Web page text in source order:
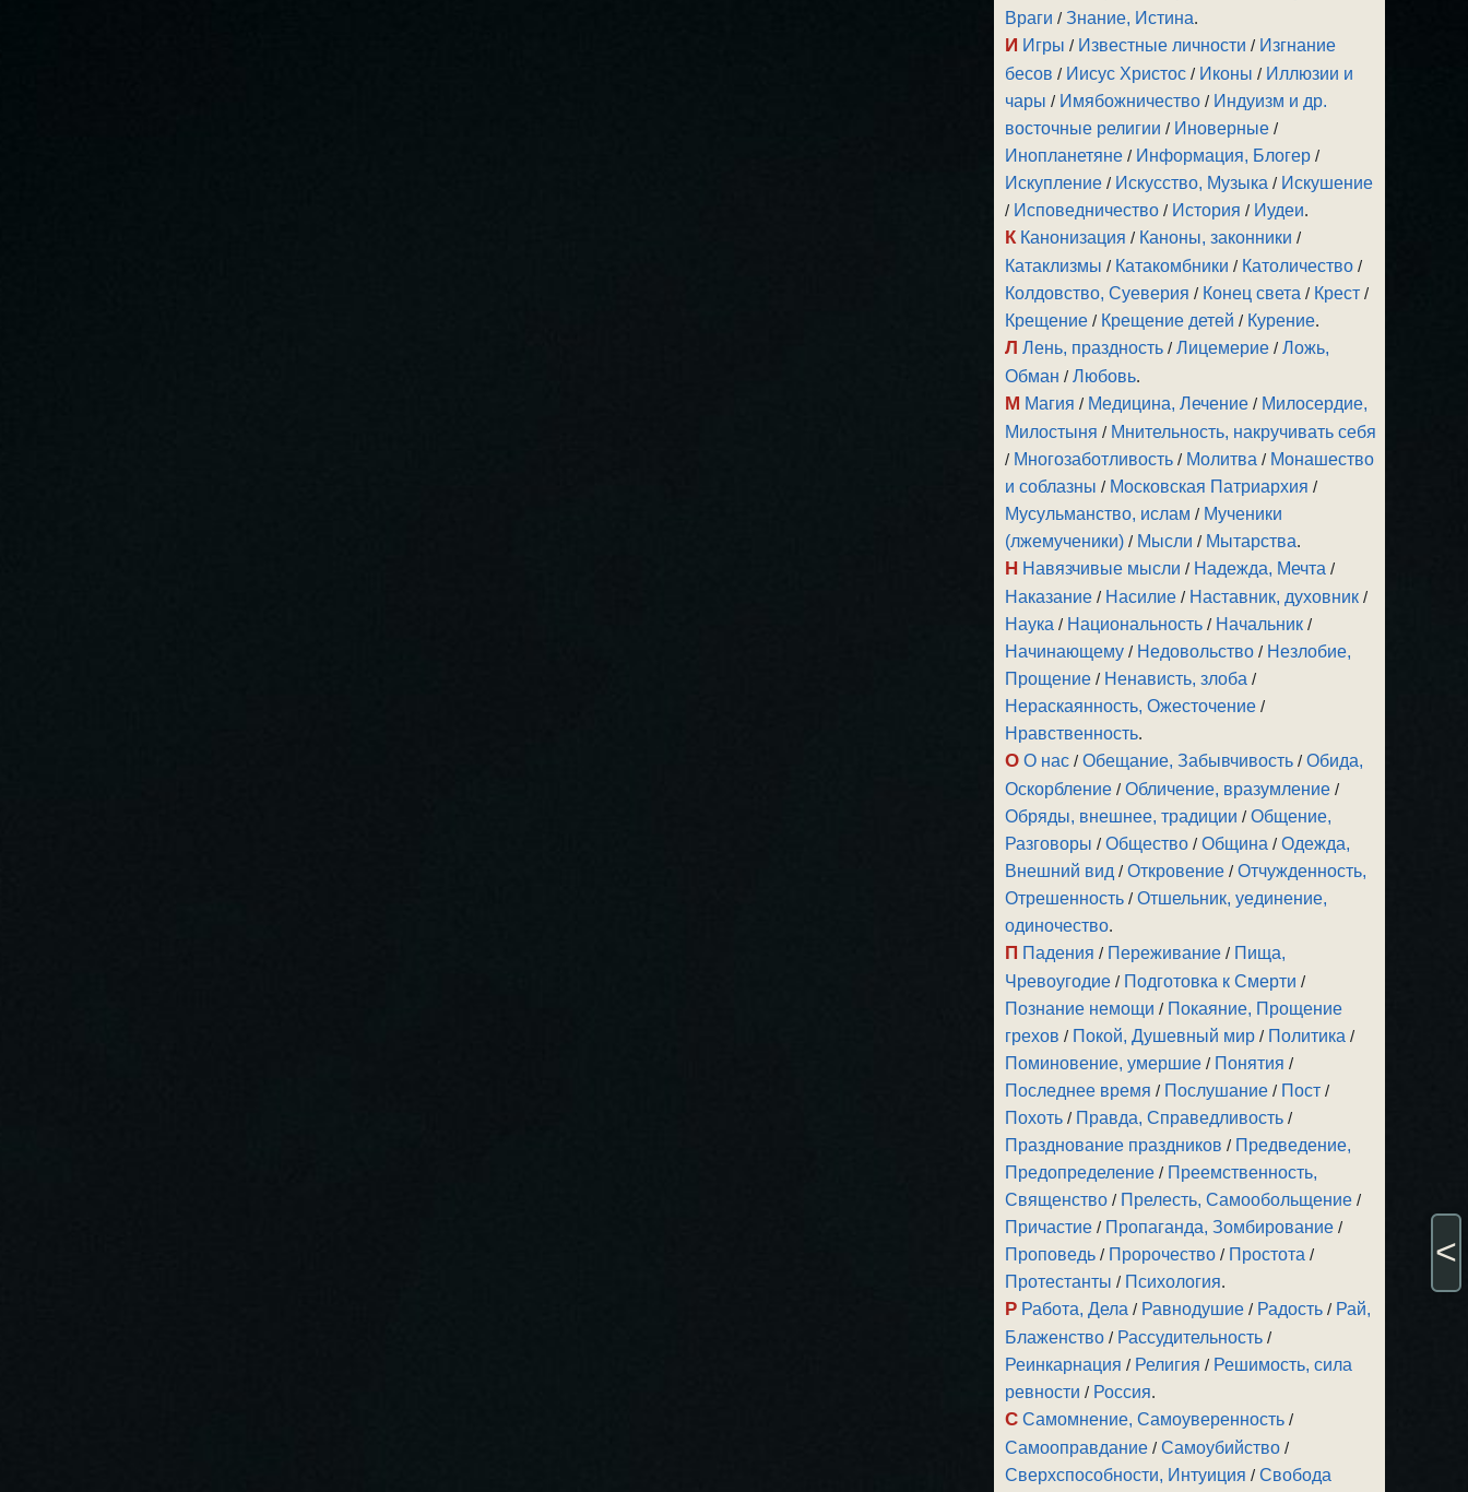
Враги /Знание, Истина.
И Игры / Известные личности / Изгнание
бесов / Иисус Христос / Иконы / Иллюзии и
чары / Имябожничество / Индуизм и др.
восточные религии / Иноверные /
Инопланетяне / Информация, Блогер /
Искупление / Искусство, Музыка / Искушение
/ Исповедничество / История / Иудеи.
К Канонизация / Каноны, законники /
Катаклизмы / Катакомбники / Католичество /
Колдовство, Суеверия / Конец света / Крест /
Крещение / Крещение детей / Курение.
Л Лень, праздность /Лицемерие /Ложь,
Обман /Любовь.
М Магия / Медицина, Лечение / Милосердие,
Милостыня / Мнительность, накручивать себя
/ Многозаботливость / Молитва / Монашество
и соблазны / Московская Патриархия /
Мусульманство, ислам / Мученики
(лжемученики) / Мысли / Мытарства.
Н Навязчивые мысли / Надежда, Мечта /
Наказание / Насилие / Наставник, духовник /
Наука / Национальность / Начальник /
Начинающему / Недовольство / Незлобие,
Прощение / Ненависть, злоба /
Нераскаянность, Ожесточение /
Нравственность.
О О нас /Обещание, Забывчивость /Обида,
Оскорбление /Обличение, вразумление /
Обряды, внешнее, традиции /Общение,
Разговоры /Общество /Община /Одежда,
Внешний вид /Откровение /Отчужденность,
Отрешенность /Отшельник, уединение,
одиночество.
П Падения / Переживание / Пища,
Чревоугодие / Подготовка к Смерти /
Познание немощи / Покаяние, Прощение
грехов / Покой, Душевный мир / Политика /
Поминовение, умершие / Понятия /
Последнее время / Послушание / Пост /
Похоть / Правда, Справедливость /
Празднование праздников / Предведение,
Предопределение / Преемственность,
Священство / Прелесть, Самообольщение /
Причастие / Пропаганда, Зомбирование /
Проповедь / Пророчество / Простота /
Протестанты / Психология.
Р Работа, Дела / Равнодушие / Радость / Рай,
Блаженство / Рассудительность /
Реинкарнация / Религия / Решимость, сила
ревности / Россия.
С Самомнение, Самоуверенность /
Самооправдание /Самоубийство /
Сверхспособности, Интуиция /Свобода
<